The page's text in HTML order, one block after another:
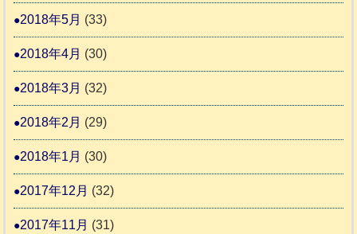
2018年5月 (33)
2018年4月 (30)
2018年3月 (32)
2018年2月 (29)
2018年1月 (30)
2017年12月 (32)
2017年11月 (31)